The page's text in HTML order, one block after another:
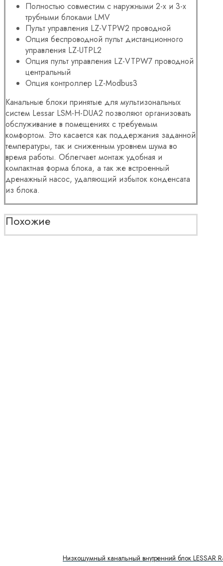
Полностью совместим с наружными 2-х и 3-х
трубными блоками LMV
Пульт управления LZ-VTPW2 проводной
Опция беспроводной пульт дистанционного
управления LZ-UTPL2
Опция пульт управления LZ-VTPW7 проводной
центральный
Опция контроллер LZ-Modbus3
Канальные блоки принятые для мультизональных
систем Lessar LSM-H-DUA2 позволяют организовать
обслуживание в помещениях с требуемым
комфортом. Это касается как поддержания заданной
температуры, так и сниженным уровнем шума во
время работы. Облегчает монтаж удобная и
компактная форма блока, а так же встроенный
дренажный насос, удаляющий избыток конденсата
из блока.
Похожие
Низкошумный канальный внутренний блок LESSAR